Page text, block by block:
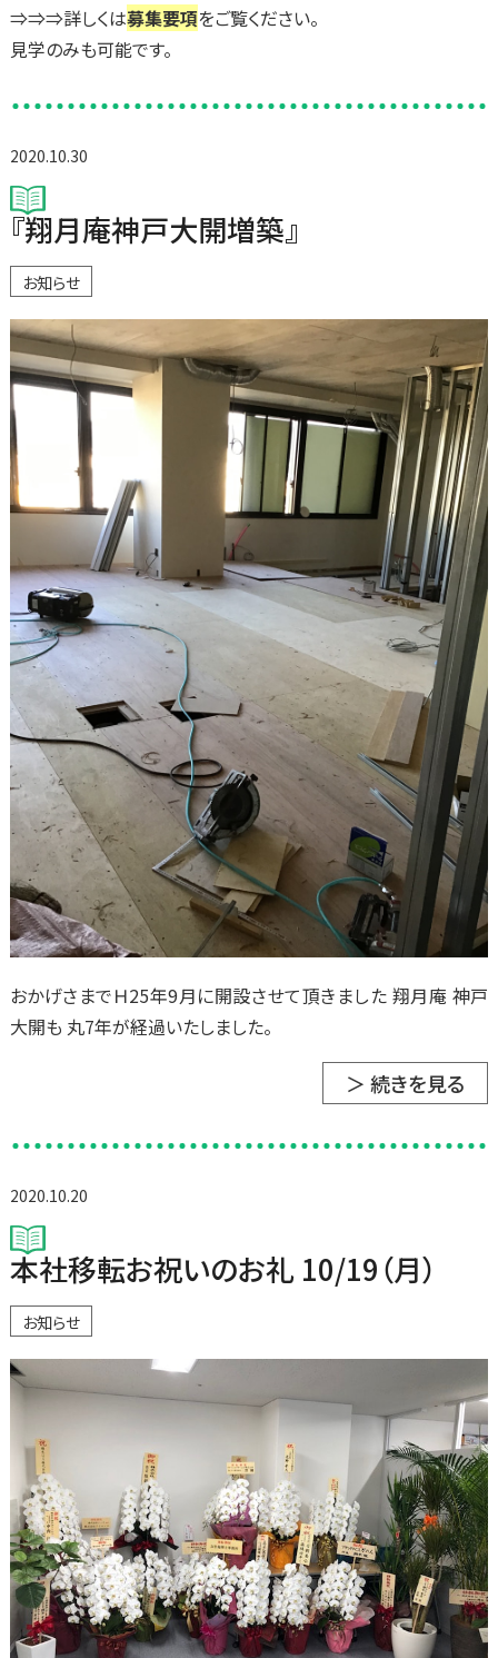
⇒⇒⇒詳しくは募集要項をご覧ください。
見学のみも可能です。
2020.10.30
『翔月庵神戸大開増築』
お知らせ
おかげさまでＨ25年9月に開設させて頂きました 翔月庵 神戸
大開も 丸7年が経過いたしました。
＞ 続きを見る
2020.10.20
本社移転お祝いのお礼 10/19（月）
お知らせ